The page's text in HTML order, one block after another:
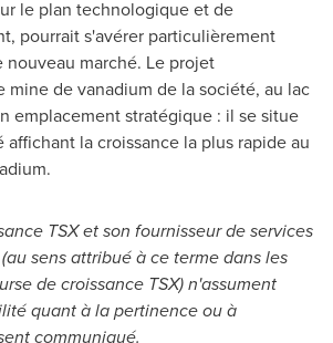
le plan technologique et de
pourrait s'avérer particulièrement
nouveau marché. Le projet
de vanadium de la société, au lac
emplacement stratégique : il se situe
la croissance la plus rapide au
TSX et son fournisseur de services
sens attribué à ce terme dans les
de croissance TSX) n'assument
quant à la pertinence ou à
communiqué.